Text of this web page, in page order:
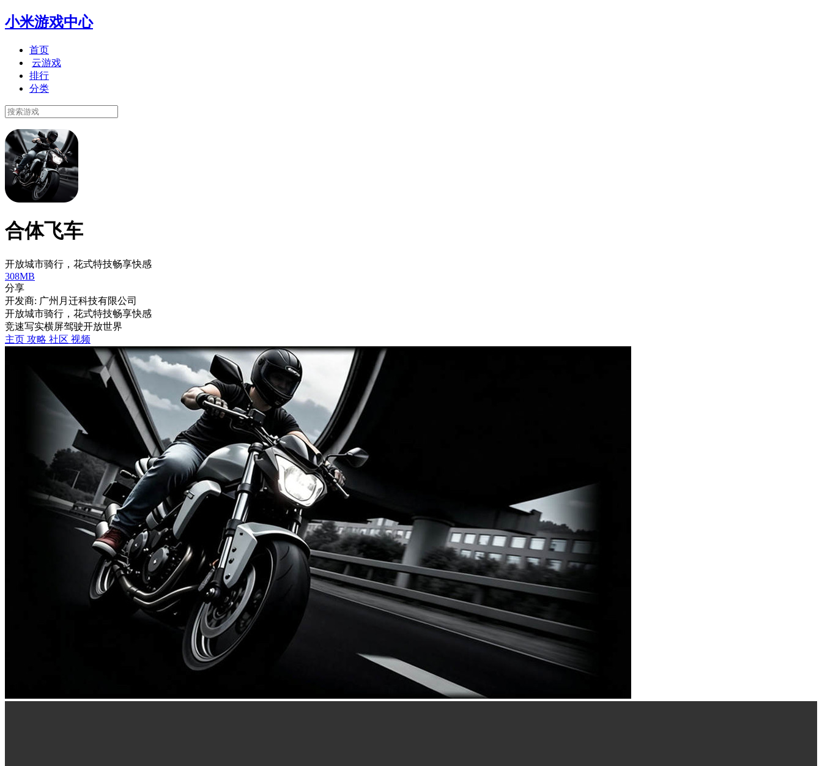
小米游戏中心
首页
云游戏
排行
分类
合体飞车
开放城市骑行，花式特技畅享快感
308MB
分享
开发商: 广州月迁科技有限公司
开放城市骑行，花式特技畅享快感
竞速写实横屏驾驶开放世界
主页 攻略 社区 视频